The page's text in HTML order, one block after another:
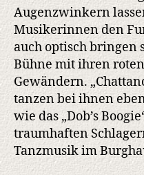
Augenzwinkern
Musikerinnen den
auch optisch bringen
Bühne mit ihren
Gewändern.
tanzen bei ihnen
wie das „Dob’s
traumhaften
Tanzmusik im